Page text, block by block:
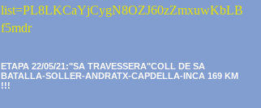
list=PL8LKCaYjCygN8OZJ60zZmxuwKbLB
f5mdr
ETAPA 22/05/21:"SA TRAVESSERA"COLL DE SA
BATALLA-SOLLER-ANDRATX-CAPDELLA-INCA 169 KM
!!!